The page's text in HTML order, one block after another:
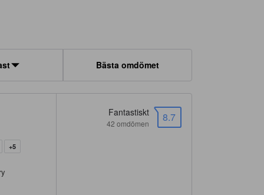
Bästa omdömet
+5
8.7
Fantastiskt
42 omdömen